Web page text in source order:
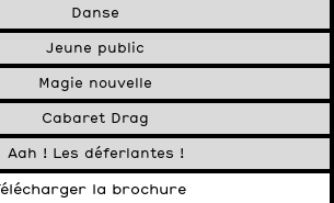
Danse
Jeune public
Magie nouvelle
Cabaret Drag
Aah ! Les déferlantes !
la brochure